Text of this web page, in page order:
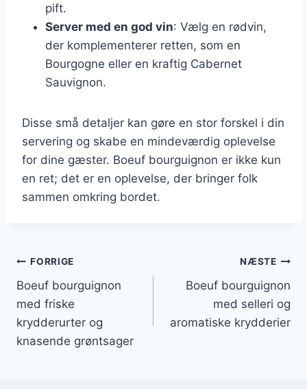
pift.
Server med en god vin: Vælg en rødvin,
der komplementerer retten, som en
Bourgogne eller en kraftig Cabernet
Sauvignon.
Disse små detaljer kan gøre en stor forskel i din
servering og skabe en mindeværdig oplevelse
for dine gæster. Boeuf bourguignon er ikke kun
en ret; det er en oplevelse, der bringer folk
sammen omkring bordet.
Indlægsnavigation
FORRIGE
Boeuf bourguignon
med friske
krydderurter og
knasende grøntsager
NÆSTE
Boeuf bourguignon
med selleri og
aromatiske krydderier